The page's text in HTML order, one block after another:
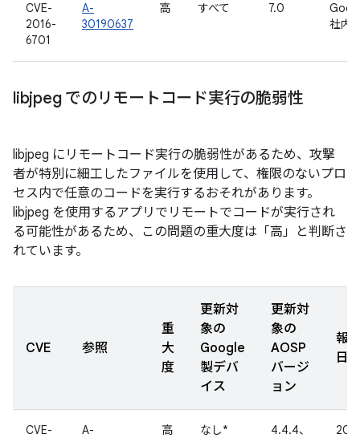
CVE-
2016-
6701
A-
30190637
高 すべて 7.0
社内
libjpeg でのリモートコード実行の脆弱性
libjpeg にリモートコード実行の脆弱性があるため、攻撃
者が特別に細工したファイルを使用して、権限のないプロ
セス内で任意のコードを実行するおそれがあります。
libjpeg を使用するアプリでリモートでコードが実行され
る可能性があるため、この問題の重大度は「高」と判断さ
れています。
CVE 参照
重
大
度
更新対
象の
Google
製デバ
イス
更新対
象の
AOSP
バージ
ョン
報
日
CVE-
A-
高 なし*
4.4.4、